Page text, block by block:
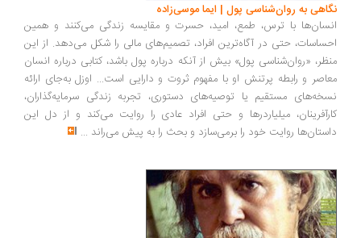
نگاهی به روان‌شناسی پول | ایما موسی‌زاده
انسان‌ها با ترس، طمع، امید، حسرت و مقایسه زندگی می‌کنند و همین
احساسات، حتی در آگاه‌ترین افراد، تصمیم‌های مالی را شکل می‌دهد. از این
منظر، «روان‌شناسی پول» بیش از آنکه درباره پول باشد، کتابی درباره انسان
معاصر و رابطه پرتنش او با مفهوم ثروت و دارایی است... اوزل به‌جای ارائه
نسخه‌های مستقیم یا توصیه‌های دستوری، تجربه زندگی سرمایه‌گذاران،
کارآفرینان، میلیاردرها و حتی افراد عادی را روایت می‌کند و از دل این
داستان‌ها روایت خود را برمی‌سازد و بحث را به پیش می‌راند ...